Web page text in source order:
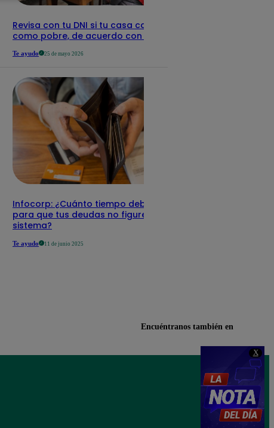
X
Revisa con tu DNI si tu casa califica
como pobre, de acuerdo con el Sisfoh
Te ayudo 25 de mayo 2026
Infocorp: ¿Cuánto tiempo debe pasar
para que tus deudas no figuren en su
sistema?
Te ayudo 11 de junio 2025
Encuéntranos también en